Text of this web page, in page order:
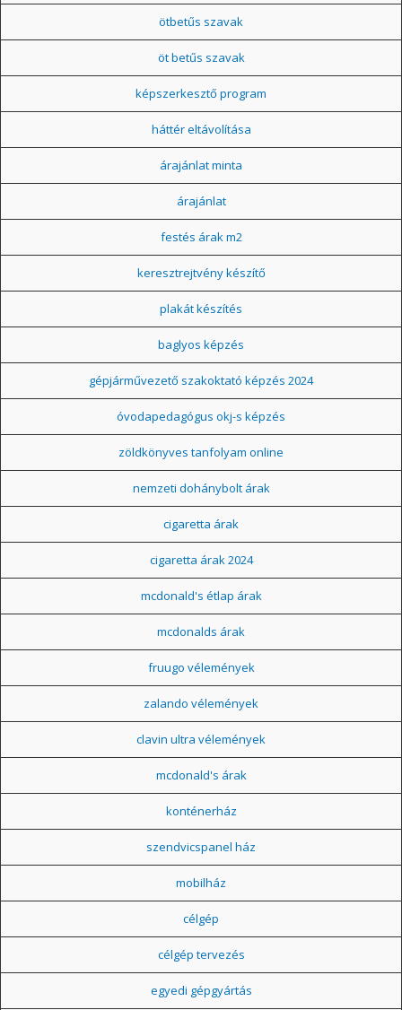
ötbetűs szavak
öt betűs szavak
képszerkesztő program
háttér eltávolítása
árajánlat minta
árajánlat
festés árak m2
keresztrejtvény készítő
plakát készítés
baglyos képzés
gépjárművezető szakoktató képzés 2024
óvodapedagógus okj-s képzés
zöldkönyves tanfolyam online
nemzeti dohánybolt árak
cigaretta árak
cigaretta árak 2024
mcdonald's étlap árak
mcdonalds árak
fruugo vélemények
zalando vélemények
clavin ultra vélemények
mcdonald's árak
konténerház
szendvicspanel ház
mobilház
célgép
célgép tervezés
egyedi gépgyártás